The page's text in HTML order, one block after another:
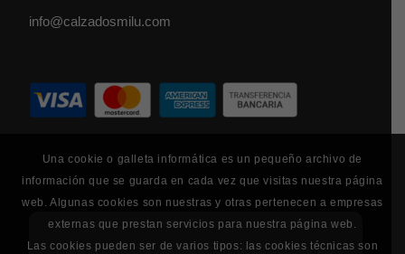
info@calzadosmilu.com
Para la correcta visualización, debe aceptar las
Una cookie o galleta informática es un pequeño archivo de
información que se guarda en cada vez que visitas nuestra página
web. Algunas cookies son nuestras y otras pertenecen a empresas
externas que prestan servicios para nuestra página web.
Las cookies pueden ser de varios tipos: las cookies técnicas son